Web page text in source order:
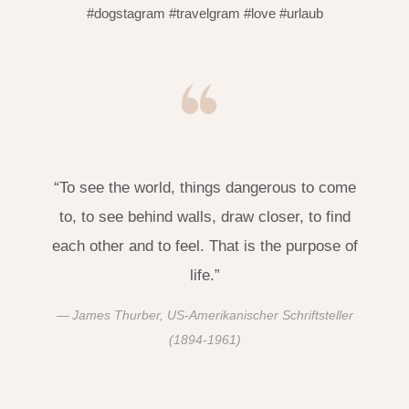
#dogstagram #travelgram #love #urlaub
“To see the world, things dangerous to come
to, to see behind walls, draw closer, to find
each other and to feel. That is the purpose of
life.”
James Thurber, US-Amerikanischer Schriftsteller
(1894-1961)